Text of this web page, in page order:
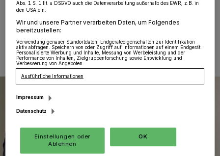
05.01.2026 , 11:31 Uhr
Abs. 1 S. 1 lit. a DSGVO auch die Datenverarbeitung außerhalb des EWR, z.B. in
den USA ein.
Wir und unsere Partner verarbeiten Daten, um Folgendes
bereitzustellen:
Verwendung genauer Standortdaten. Endgeräteeigenschaften zur Identifikation
aktiv abfragen. Speichern von oder Zugriff auf Informationen auf einem Endgerät.
Personalisierte Werbung und Inhalte, Messung von Werbeleistung und der
Performance von Inhalten, Zielgruppenforschung sowie Entwicklung und
Verbesserung von Angeboten.
Ausführliche Informationen
Impressum
Datenschutz
Einstellungen oder
Ablehnen
OK